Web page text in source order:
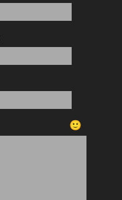
🙂